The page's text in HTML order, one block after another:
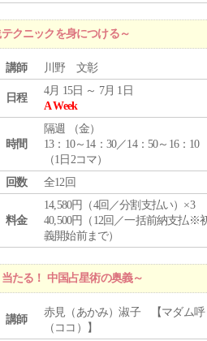
クニックを身につける～
講師 川野 文彰
日程
4月 15日 ～ 7月 1日
A Week
時間
隔週 （金）
13：10～14：30／14：50～16：10
（1日2コマ）
回数
全12回
料金
14,580円（4回／分割支払い）×3
40,500円（12回／一括前納支払※
義開始前まで）
たる！ 中国占星術の奥義～
講師
赤見（あかみ）淑子 【マダム呼
（ココ）】